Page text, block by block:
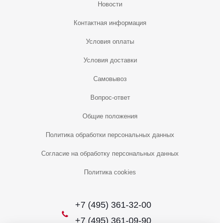
Новости
Контактная информация
Условия оплаты
Условия доставки
Самовывоз
Вопрос-ответ
Общие положения
Политика обработки персональных данных
Согласие на обработку персональных данных
Политика cookies
+7 (495) 361-32-00
+7 (495) 361-09-90